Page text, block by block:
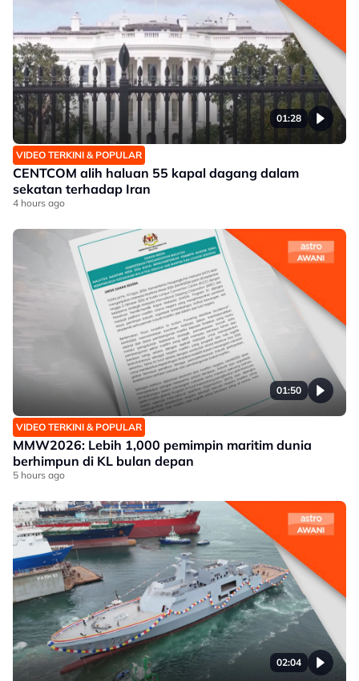
01:28
VIDEO TERKINI & POPULAR
CENTCOM alih haluan 55 kapal dagang dalam
sekatan terhadap Iran
4 hours ago
01:50
VIDEO TERKINI & POPULAR
MMW2026: Lebih 1,000 pemimpin maritim dunia
berhimpun di KL bulan depan
5 hours ago
02:04